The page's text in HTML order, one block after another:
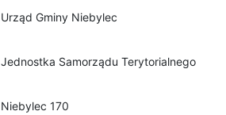
Urząd Gminy Niebylec
Jednostka Samorządu Terytorialnego
Niebylec 170